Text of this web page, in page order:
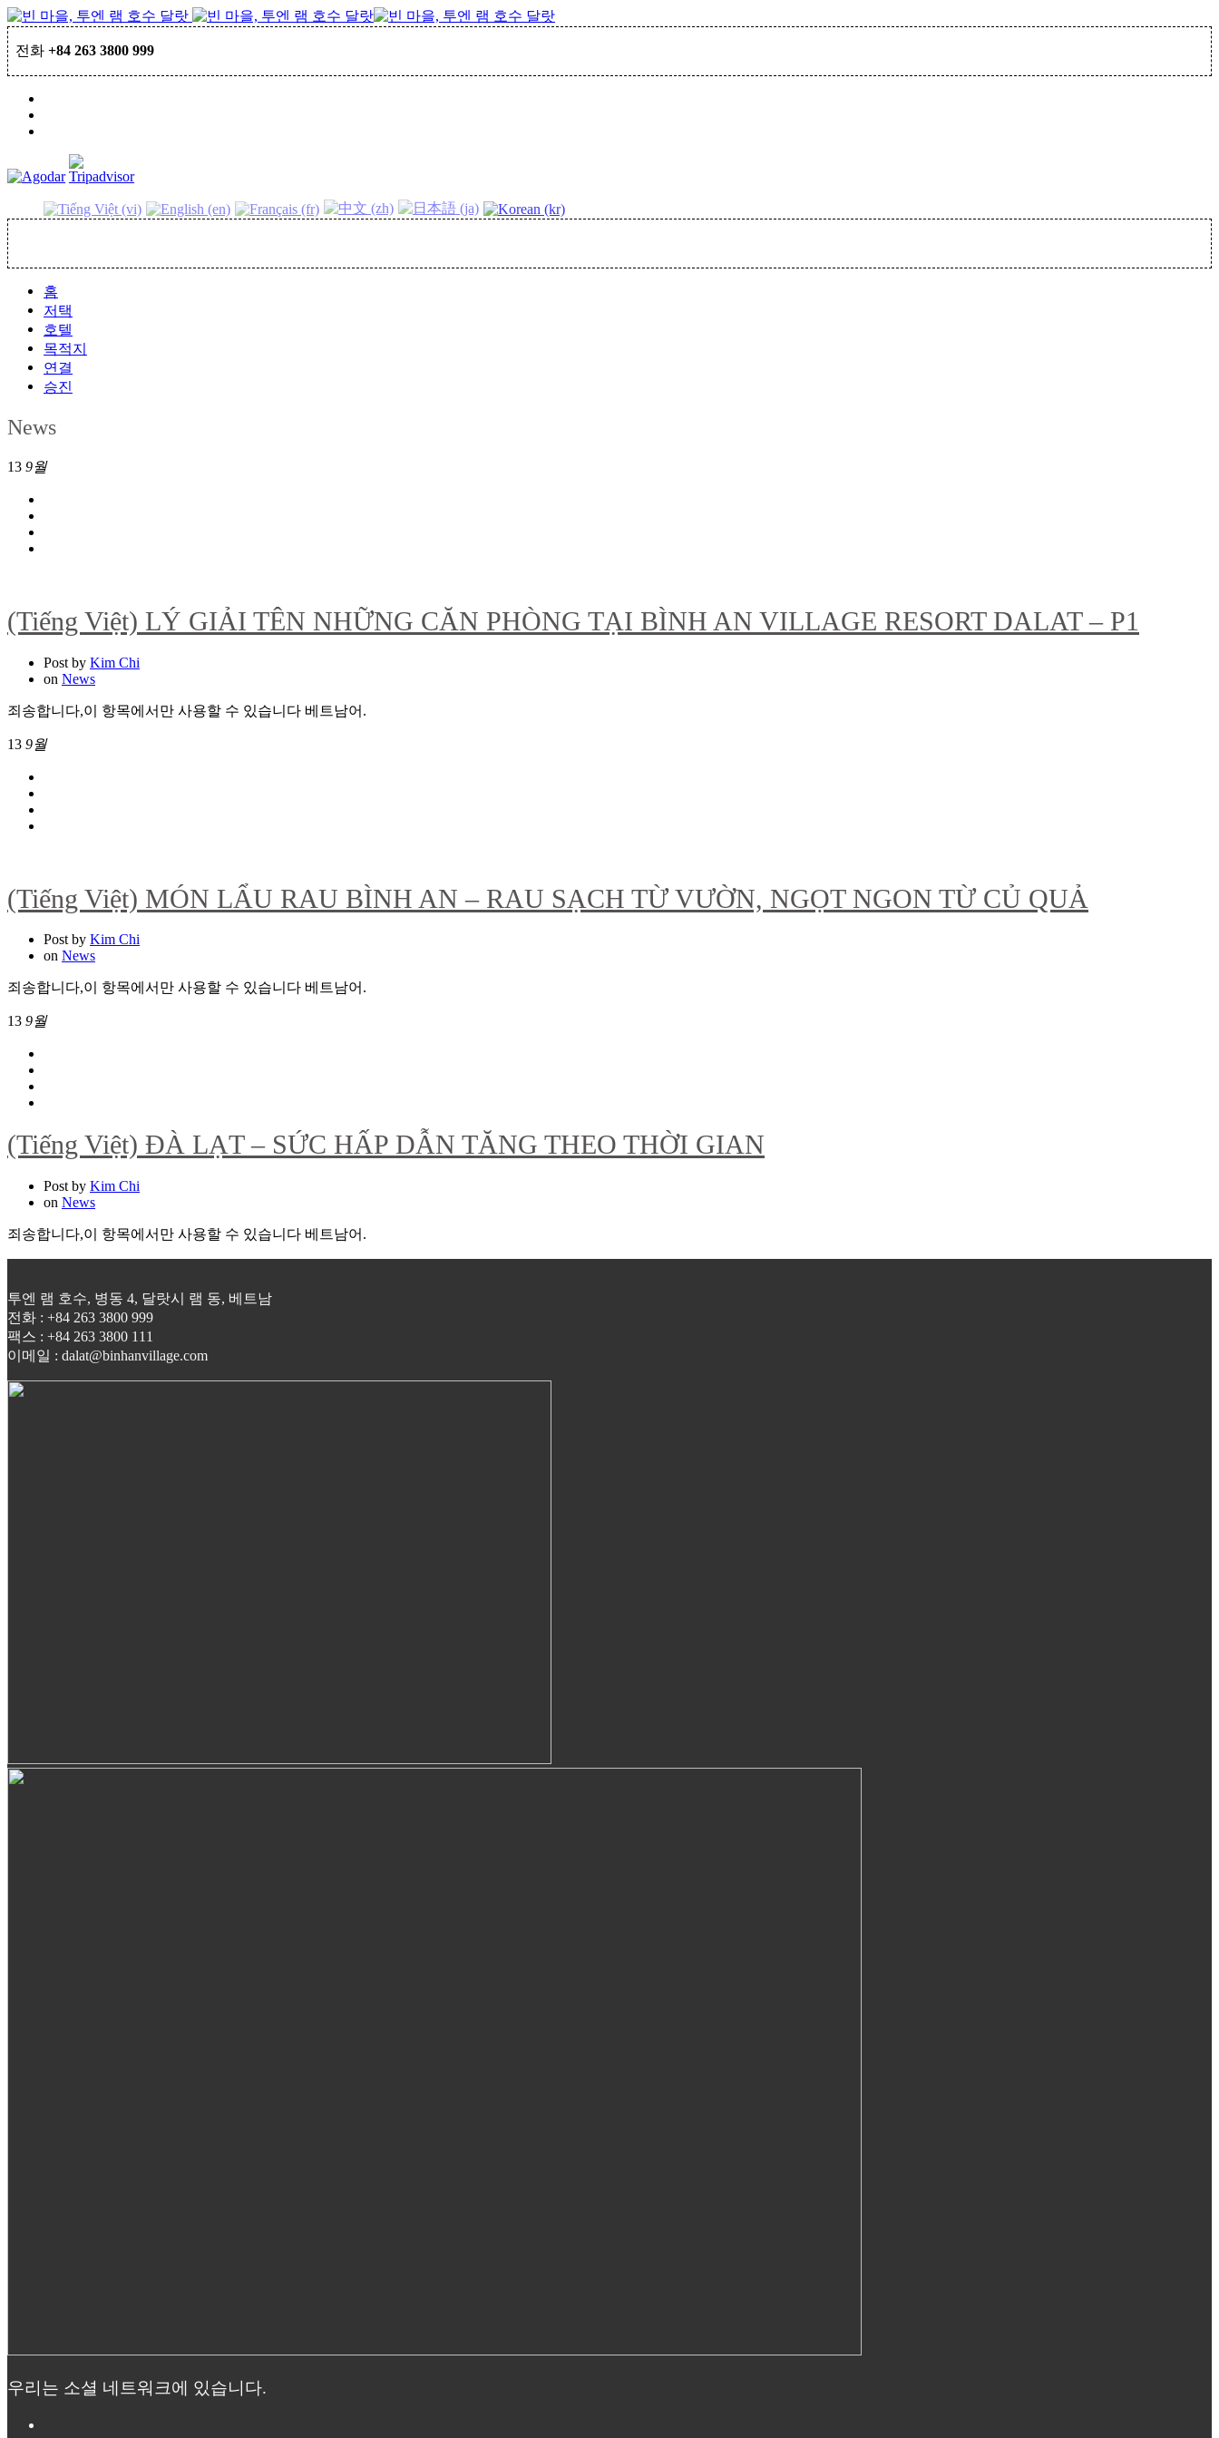
전화 +84 263 3800 999
홈
저택
호텔
목적지
연결
승진
News
13 9월
(Tiếng Việt) LÝ GIẢI TÊN NHỮNG CĂN PHÒNG TẠI BÌNH AN VILLAGE RESORT DALAT – P1
Post by Kim Chi
on News
죄송합니다,이 항목에서만 사용할 수 있습니다 베트남어.
13 9월
(Tiếng Việt) MÓN LẨU RAU BÌNH AN – RAU SẠCH TỪ VƯỜN, NGỌT NGON TỪ CỦ QUẢ
Post by Kim Chi
on News
죄송합니다,이 항목에서만 사용할 수 있습니다 베트남어.
13 9월
(Tiếng Việt) ĐÀ LẠT – SỨC HẤP DẪN TĂNG THEO THỜI GIAN
Post by Kim Chi
on News
죄송합니다,이 항목에서만 사용할 수 있습니다 베트남어.
투엔 램 호수, 병동 4, 달랏시 램 동, 베트남
전화 : +84 263 3800 999
팩스 : +84 263 3800 111
이메일 : dalat@binhanvillage.com
우리는 소셜 네트워크에 있습니다.